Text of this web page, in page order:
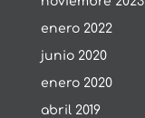
enero 2022
junio 2020
enero 2020
abril 2019